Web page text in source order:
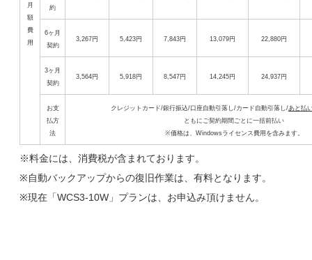
月
額
費
用
約
6ヶ月
契約
3,267円 5,423円 7,843円 13,079円 22,880円
3ヶ月
契約
3,564円 5,918円 8,547円 14,245円 24,937円
お支
払方
法
クレジットカード/銀行振込/口座自動引落し/カード自動引落し/あと払
ともにご契約期間ごとに一括前払い
※価格は、Windowsライセンス費用を含みます。
※料金には、消費税が含まれております。
※自動バックアップからの復旧作業は、有料となります。
※現在「WCS3-10W」プランは、お申込み頂けません。